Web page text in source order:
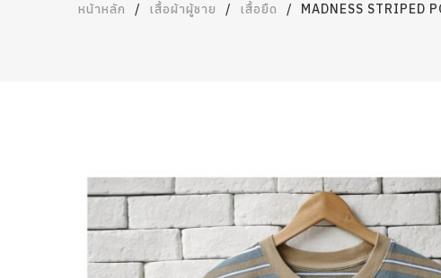
หน้าหลัก เสื้อผ้าผู้ชาย เสื้อยืด MADNESS STRIPED